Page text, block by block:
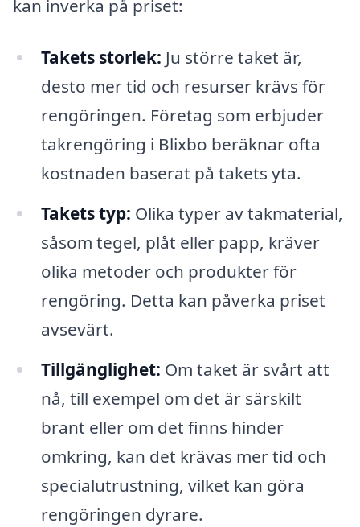
kan inverka på priset:
Takets storlek: Ju större taket är,
desto mer tid och resurser krävs för
rengöringen. Företag som erbjuder
takrengöring i Blixbo beräknar ofta
kostnaden baserat på takets yta.
Takets typ: Olika typer av takmaterial,
såsom tegel, plåt eller papp, kräver
olika metoder och produkter för
rengöring. Detta kan påverka priset
avsevärt.
Tillgänglighet: Om taket är svårt att
nå, till exempel om det är särskilt
brant eller om det finns hinder
omkring, kan det krävas mer tid och
specialutrustning, vilket kan göra
rengöringen dyrare.